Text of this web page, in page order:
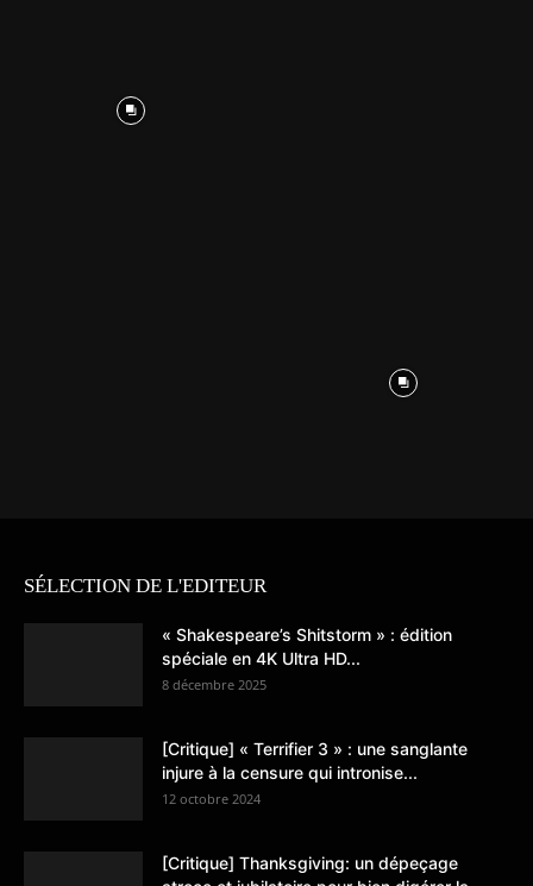
SÉLECTION DE L'EDITEUR
« Shakespeare’s Shitstorm » : édition
spéciale en 4K Ultra HD...
8 décembre 2025
[Critique] « Terrifier 3 » : une sanglante
injure à la censure qui intronise...
12 octobre 2024
[Critique] Thanksgiving: un dépeçage